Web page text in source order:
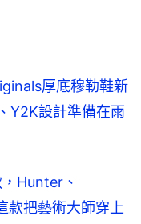
厚底穆勒鞋新
Y2K設計準備在雨
Hunter、
款把藝術大師穿上